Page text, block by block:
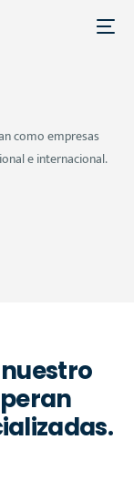
como empresas
e internacional.